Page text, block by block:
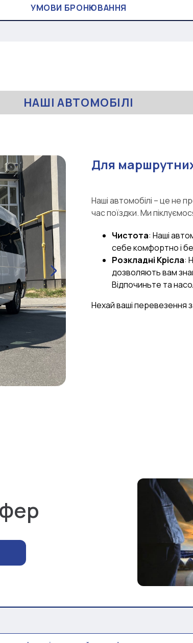
УМОВИ БРОНЮВАННЯ
НАШІ АВТОМОБІЛІ
Для
Наші автомобілі – це не
час поїздки. Ми
Чистота: Наші
себе комфортно і
Розкладні Крісла:
дозволяють вам
Відпочиньте та
Нехай ваші перевезення